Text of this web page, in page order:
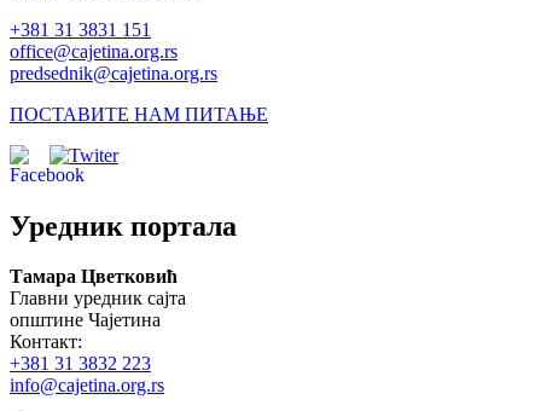
Важни телефони
Поставите питање
Search
form
Претражи
+381 31 3831 151
office@cajetina.org.rs
predsednik@cajetina.org.rs
ПОСТАВИТЕ НАМ ПИТАЊЕ
Уредник портала
Тамара Цветковић
Главни уредник сајта
општине Чајетина
Контакт:
+381 31 3832 223
info@cajetina.org.rs